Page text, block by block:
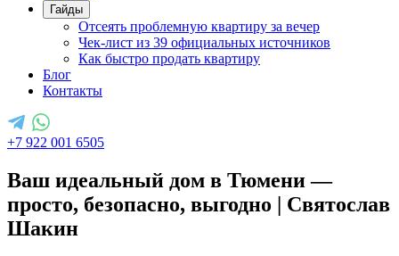
Гайды
Отсеять проблемную квартиру за вечер
Чек-лист из 39 официальных источников
Как быстро продать квартиру
Блог
Контакты
+7 922 001 6505
Ваш идеальный дом в Тюмени —
просто, безопасно, выгодно | Святослав
Шакин